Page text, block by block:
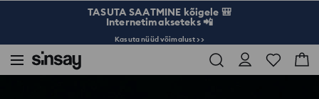
TASUTA SAATMINE kõigele 🎒
Internetimakseteks 📲
Kasuta nüüd võimalust >>